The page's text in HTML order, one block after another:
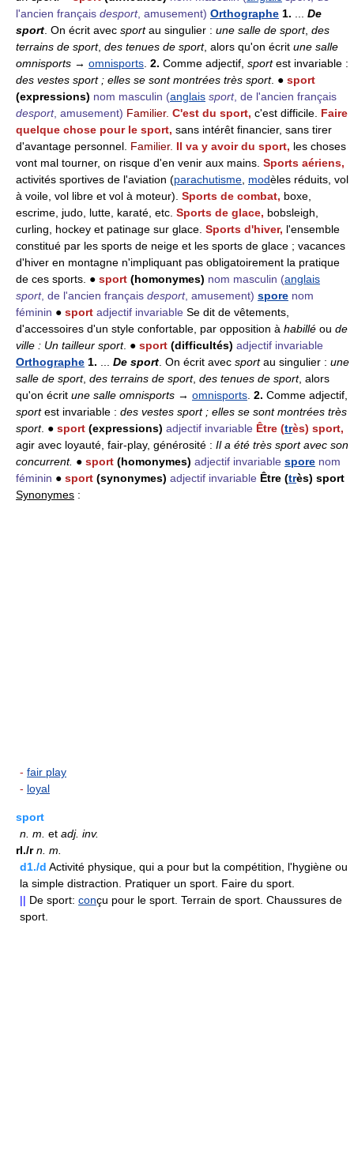
l'ancien français desport, amusement) Orthographe 1.
De
sport . On écrit avec sportau singulier : une salle de sport, des
terrains de sport, des tenues de sport, alors qu'on écrit une salle
omnisports → omnisports 2. Comme adjectif, sportest invariable :
des vestes sport ; elles se sont montrées très sport. ● sport
(expressions) nom masculin (anglais sport, de l'ancien français
desport, amusement) Familier. C'est du sport, c'est difficile. Faire
quelque chose pour le sport, sans intérêt financier, sans tirer
d'avantage personnel. Familier. Il va y avoir du sport, les choses
vont mal tourner, on risque d'en venir aux mains. Sports aériens,
activités sportives de l'aviation (parachutisme modèles réduits, vol
à voile, vol libre et vol à moteur). Sports de combat, boxe,
escrime, judo, lutte, karaté, etc. Sports de glace, bobsleigh,
curling, hockey et patinage sur glace. Sports d'hiver, l'ensemble
constitué par les sports de neige et les sports de glace ; vacances
d'hiver en montagne n'impliquant pas obligatoirement la pratique
de ces sports. ● sport (homonymes) nom masculin (anglais
sport, de l'ancien français desport, amusement) spore nom
féminin ● sport adjectif invariable Se dit de vêtements,
d'accessoires d'un style confortable, par opposition à habillé ou de
ville : Un tailleur sport. ● sport (difficultés) adjectif invariable
Orthographe 1. De sport . On écrit avec sportau singulier : une
salle de sport, des terrains de sport, des tenues de sport, alors
qu'on écrit une salle omnisports → omnisports 2. Comme adjectif,
sportest invariable : des vestes sport ; elles se sont montrées très
sport. ● sport (expressions) adjectif invariable Être (très) sport,
agir avec loyauté, fair-play, générosité : Il a été très sport avec son
concurrent. ● sport (homonymes) adjectif invariable spore nom
féminin ● sport (synonymes) adjectif invariable Être (très) sport
Synonymes :
- fair play
- loyal
sport
n. m. et adj. inv.
rI./r n. m.
d1./d Activité physique, qui a pour but la compétition, l'hygiène ou
la simple distraction. Pratiquer un sport. Faire du sport.
|| De sport: conçu pour le sport. Terrain de sport. Chaussures de
sport.